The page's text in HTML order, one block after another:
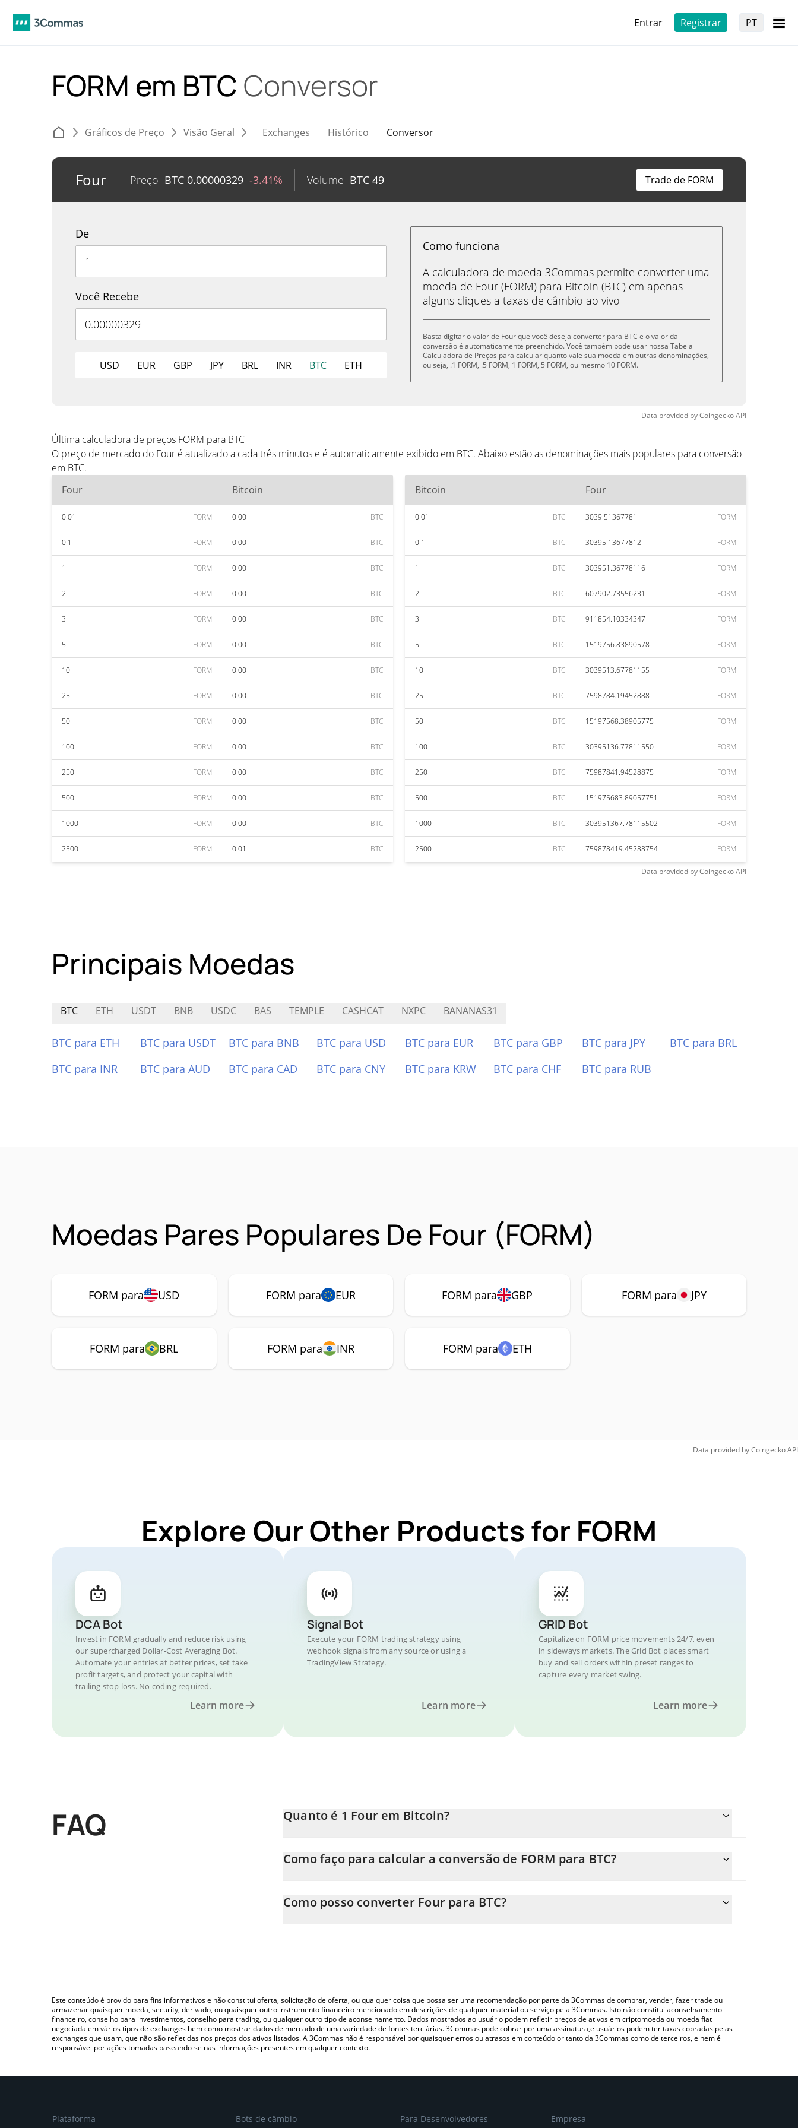
Entrar Registrar PT
FORM em BTC Conversor
Gráficos de Preço Visão Geral Exchanges Histórico Conversor
Four Preço BTC 0.00000329 -3.41% Volume BTC 49 Trade de FORM
De
Você Recebe
USD EUR GBP JPY BRL INR BTC ETH
Como funciona
A calculadora de moeda 3Commas permite converter uma
moeda de Four (FORM) para Bitcoin (BTC) em apenas
alguns cliques a taxas de câmbio ao vivo
Basta digitar o valor de Four que você deseja converter para BTC e o valor da
conversão é automaticamente preenchido. Você também pode usar nossa Tabela
Calculadora de Preços para calcular quanto vale sua moeda em outras denominações,
ou seja, .1 FORM, .5 FORM, 1 FORM, 5 FORM, ou mesmo 10 FORM.
Data provided byCoingeckoAPI
Última calculadora de preços FORM para BTC
O preço de mercado do Four é atualizado a cada três minutos e é automaticamente exibido em BTC. Abaixo estão as denominações mais populares para conversão
em BTC.
Four
Bitcoin
0.01 FORM 0.00 BTC
0.1 FORM 0.00 BTC
1 FORM 0.00 BTC
2 FORM 0.00 BTC
3 FORM 0.00 BTC
5 FORM 0.00 BTC
10 FORM 0.00 BTC
25 FORM 0.00 BTC
50 FORM 0.00 BTC
100 FORM 0.00 BTC
250 FORM 0.00 BTC
500 FORM 0.00 BTC
1000 FORM 0.00 BTC
2500 FORM 0.01 BTC
Bitcoin Four
0.01 BTC 3039.51367781 FORM
0.1 BTC 30395.13677812 FORM
1 BTC 303951.36778116 FORM
2 BTC 607902.73556231 FORM
3 BTC 911854.10334347 FORM
5 BTC 1519756.83890578 FORM
10 BTC 3039513.67781155 FORM
25 BTC 7598784.19452888 FORM
50 BTC 15197568.38905775 FORM
100 BTC 30395136.77811550 FORM
250 BTC 75987841.94528875 FORM
500 BTC 151975683.89057751 FORM
1000 BTC 303951367.78115502 FORM
2500 BTC 759878419.45288754 FORM
Data provided byCoingeckoAPI
Principais Moedas
BTC ETH USDT BNB USDC BAS TEMPLE CASHCAT NXPC BANANAS31
BTC para ETH BTC para USDT BTC para BNB BTC para USD BTC para EUR BTC para GBP BTC para JPY
BTC para BRL
BTC para INR
BTC para AUD BTC para CAD BTC para CNY BTC para KRW BTC para CHF BTC para RUB
Moedas Pares Populares De Four (FORM)
FORM para USD FORM para EUR FORM para GBP FORM para JPY
FORM para BRL FORM para INR FORM para ETH
Data provided byCoingeckoAPI
Explore Our Other Products for FORM
DCA Bot
Invest in FORM gradually and reduce risk using
our supercharged Dollar-Cost Averaging Bot.
Automate your entries at better prices, set take
profit targets, and protect your capital with
trailing stop loss. No coding required.
Learn more
Signal Bot
Execute your FORM trading strategy using
webhook signals from any source or using a
TradingView Strategy.
Learn more
GRID Bot
Capitalize on FORM price movements 24/7, even
in sideways markets. The Grid Bot places smart
buy and sell orders within preset ranges to
capture every market swing.
Learn more
FAQ Quanto é 1 Four em Bitcoin?
Neste momento, 1 Four equivale a 0.00000329 BTC
Como faço para calcular a conversão de FORM para BTC?
inserindo a quantidade de Four no campo correspondente e converterá automaticamente o valor em Bitcoin (BTC).
Como posso converter Four para BTC?
Este conteúdo é provido para fins informativos e não constitui oferta, solicitação de oferta, ou qualquer coisa que possa ser uma recomendação por parte da 3Commas de comprar, vender, fazer trade ou
armazenar quaisquer moeda, security, derivado, ou quaisquer outro instrumento financeiro mencionado em descrições de qualquer material ou serviço pela 3Commas. Isto não constitui aconselhamento
financeiro, conselho para investimentos, conselho para trading, ou qualquer outro tipo de aconselhamento. Dados mostrados ao usuário podem refletir preços de ativos em criptomoeda ou moeda fiat
negociada em vários tipos de exchanges bem como mostrar dados de mercado de uma variedade de fontes terciárias. 3Commas pode cobrar por uma assinatura,e usuários podem ter taxas cobradas pelas
exchanges que usam, que não são refletidas nos preços dos ativos listados. A 3Commas não é responsável por quaisquer erros ou atrasos em conteúdo or tanto da 3Commas como de terceiros, e nem é
responsável por ações tomadas baseando-se nas informações presentes em qualquer contexto.
Plataforma Bots de câmbio Para Desenvolvedores Empresa